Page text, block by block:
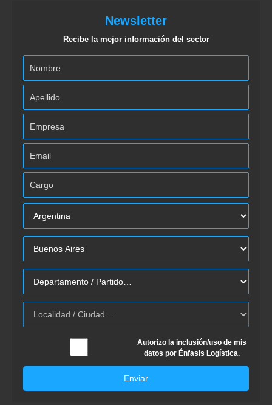
Newsletter
Recibe la mejor información del sector
Autorizo la inclusión/uso de mis
datos por Énfasis Logística.
Enviar